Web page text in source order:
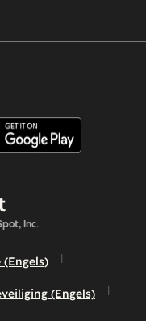
Inc.
(Engels)